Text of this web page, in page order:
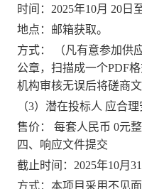
时间： 2025年10月 20日
地点： 邮箱获取。
方式：
（凡有意参加供
公章，扫描成一个PDF
机构审核无误后将磋商
（3）潜在投标人 应合
售价：
每套人民币 0元
四、响应文件提交
截止时间： 2025年10月 31
方式：本项目采用不见